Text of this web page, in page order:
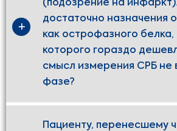
(подозрение на
достаточно назначения
как острофазного белка,
которого гораздо
смысл измерения СРБ не
фазе?
Пациенту, перенесшему